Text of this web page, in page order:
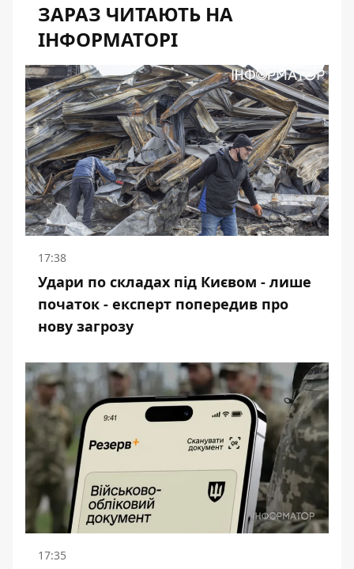
ЗАРАЗ ЧИТАЮТЬ НА
ІНФОРМАТОРІ
17:38
Удари по складах під Києвом - лише
початок - експерт попередив про
нову загрозу
17:35